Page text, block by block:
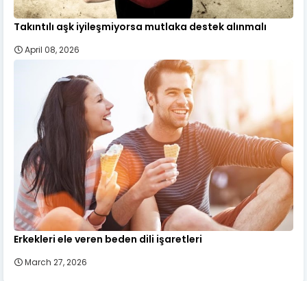
Takıntılı aşk iyileşmiyorsa mutlaka destek alınmalı
April 08, 2026
Erkekleri ele veren beden dili işaretleri
March 27, 2026